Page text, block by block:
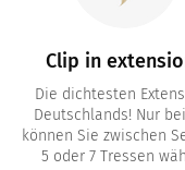
Clip in
Die dichtesten
Deutschlands! Nur
können Sie zwischen
5 oder 7 Tressen